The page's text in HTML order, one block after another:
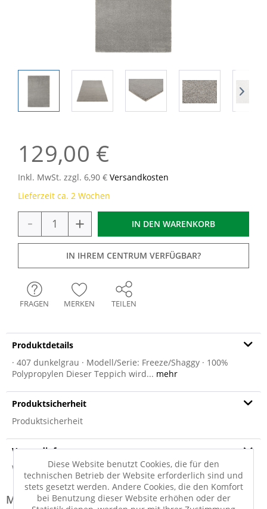
129,00 €
Inkl. MwSt. zzgl. 6,90 € Versandkosten
Lieferzeit ca. 2 Wochen
- + IN DEN WARENKORB
IN IHREM CENTRUM VERFÜGBAR?
FRAGEN MERKEN TEILEN
Produktdetails
· 407 dunkelgrau · Modell/Serie: Freeze/Shaggy · 100%
Polypropylen Dieser Teppich wird... mehr
Produktsicherheit
Produktsicherheit
Versandinfo
Weitere Informationen zum Versand...
Modell-Familie: MELANGE
Diese Website benutzt Cookies, die für den
technischen Betrieb der Website erforderlich sind und
stets gesetzt werden. Andere Cookies, die den Komfort
bei Benutzung dieser Website erhöhen oder der